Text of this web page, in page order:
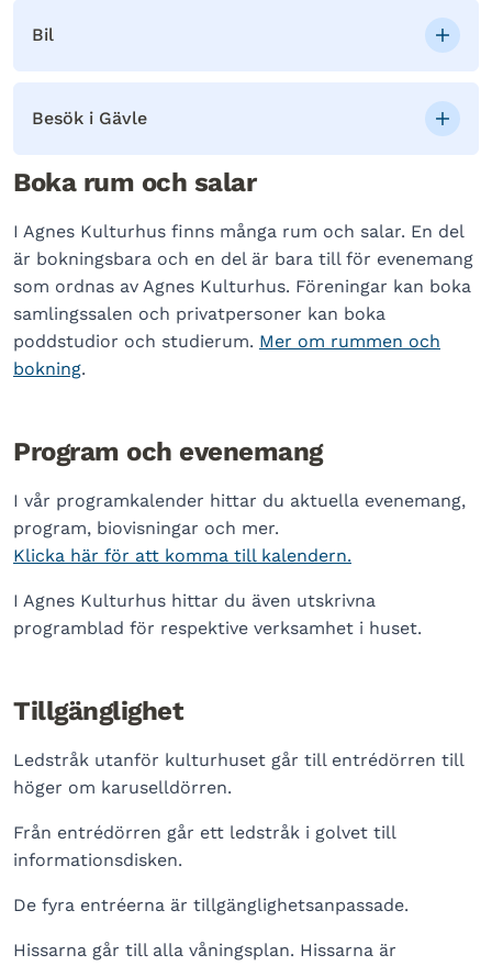
Bil
Besök i Gävle
Boka rum och salar
I Agnes Kulturhus finns många rum och salar. En del
är bokningsbara och en del är bara till för evenemang
som ordnas av Agnes Kulturhus. Föreningar kan boka
samlingssalen och privatpersoner kan boka
poddstudior och studierum. Mer om rummen och
bokning.
Program och evenemang
I vår programkalender hittar du aktuella evenemang,
program, biovisningar och mer.
Klicka här för att komma till kalendern.
I Agnes Kulturhus hittar du även utskrivna
programblad för respektive verksamhet i huset.
Tillgänglighet
Ledstråk utanför kulturhuset går till entrédörren till
höger om karuselldörren.
Från entrédörren går ett ledstråk i golvet till
informationsdisken.
De fyra entréerna är tillgänglighetsanpassade.
Hissarna går till alla våningsplan. Hissarna är